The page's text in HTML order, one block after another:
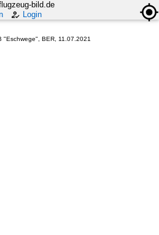
bild.de
Login
"Eschwege", BER, 11.07.2021